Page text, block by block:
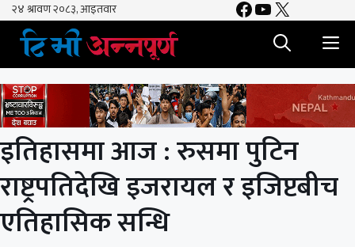
Skip
content
Facebook
YouTube
X
इतिहासमा आज : रुसमा पुटिन
राष्ट्रपतिदेखि इजरायल र इजिप्टबीच
एतिहासिक सन्धि